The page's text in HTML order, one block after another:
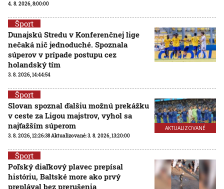
4. 8. 2026, 8:00:00
Šport
Dunajskú Stredu v Konferenčnej lige
nečaká nič jednoduché. Spoznala
súperov v prípade postupu cez
holandský tím
3. 8. 2026, 14:44:54
AKTUALIZOVANÉ
Šport
Slovan spoznal ďalšiu možnú prekážku
v ceste za Ligou majstrov, vyhol sa
najťažším súperom
3. 8. 2026, 12:26:38Aktualizované:3. 8. 2026, 13:20:00
Šport
Poľský diaľkový plavec prepísal
históriu, Baltské more ako prvý
preplával bez prerušenia